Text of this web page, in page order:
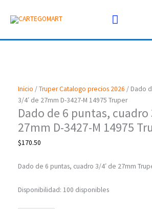
Menú
Inicio /Truper Catalogo precios 2026 / Dado
3/4′ de 27mm D-3427-M 14975 Truper
Dado de 6 puntas, cuadro
27mm D-3427-M 14975
$170.50
Dado de 6 puntas, cuadro 3/4′ de 27mm
Disponibilidad: 100 disponibles
puntas,
cuadro
3/4'
de
D-
M
Truper